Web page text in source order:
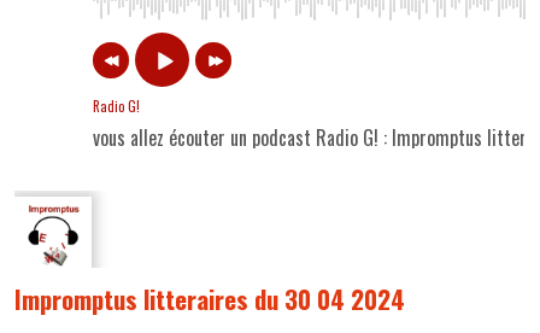
Radio G!
vous allez écouter un podcast Radio G! : Impromptus
Impromptus litteraires du 30 04 2024